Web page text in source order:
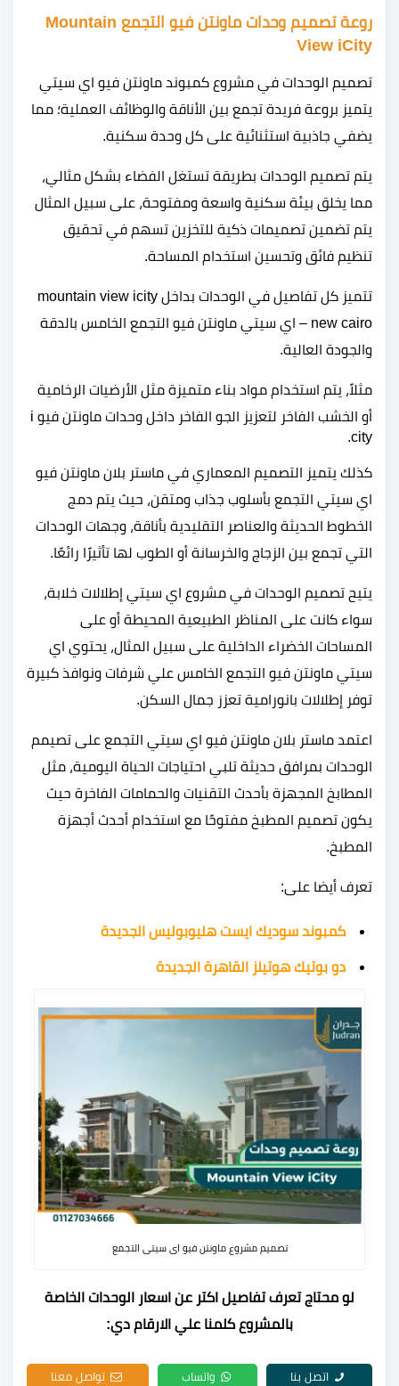
روعة تصميم وحدات ماونتن فيو التجمع Mountain
View iCity
تصميم الوحدات في مشروع كمبوند ماونتن فيو اي سيتي
يتميز بروعة فريدة تجمع بين الأناقة والوظائف العملية؛ مما
يضفي جاذبية استثنائية على كل وحدة سكنية.
يتم تصميم الوحدات بطريقة تستغل الفضاء بشكل مثالي،
مما يخلق بيئة سكنية واسعة ومفتوحة، على سبيل المثال
يتم تضمين تصميمات ذكية للتخزين تسهم في تحقيق
تنظيم فائق وتحسين استخدام المساحة.
تتميز كل تفاصيل في الوحدات بداخل mountain view icity
new cairo – اي سيتي ماونتن فيو التجمع الخامس بالدقة
والجودة العالية.
مثلاً، يتم استخدام مواد بناء متميزة مثل الأرضيات الرخامية
أو الخشب الفاخر لتعزيز الجو الفاخر داخل وحدات ماونتن فيو i
city.
كذلك يتميز التصميم المعماري في ماستر بلان ماونتن فيو
اي سيتي التجمع بأسلوب جذاب ومتقن، حيث يتم دمج
الخطوط الحديثة والعناصر التقليدية بأناقة، وجهات الوحدات
التي تجمع بين الزجاج والخرسانة أو الطوب لها تأثيرًا رائعًا.
يتيح تصميم الوحدات في مشروع اي سيتي إطلالات خلابة،
سواء كانت على المناظر الطبيعية المحيطة أو على
المساحات الخضراء الداخلية على سبيل المثال، يحتوي اي
سيتي ماونتن فيو التجمع الخامس علي شرفات ونوافذ كبيرة
توفر إطلالات بانورامية تعزز جمال السكن.
اعتمد ماستر بلان ماونتن فيو اي سيتي التجمع على تصيمم
الوحدات بمرافق حديثة تلبي احتياجات الحياة اليومية، مثل
المطابخ المجهزة بأحدث التقنيات والحمامات الفاخرة حيث
يكون تصميم المطبخ مفتوحًا مع استخدام أحدث أجهزة
المطبخ.
تعرف أيضا على:
كمبوند سوديك ايست هليوبوليس الجديدة
دو بوتيك هوتيلز القاهرة الجديدة
تصميم مشروع ماونتن فيو اى سيتى التجمع
لو محتاج تعرف تفاصيل اكتر عن اسعار الوحدات الخاصة
بالمشروع كلمنا علي الارقام دي:
اتصل بنا واتساب تواصل معنا